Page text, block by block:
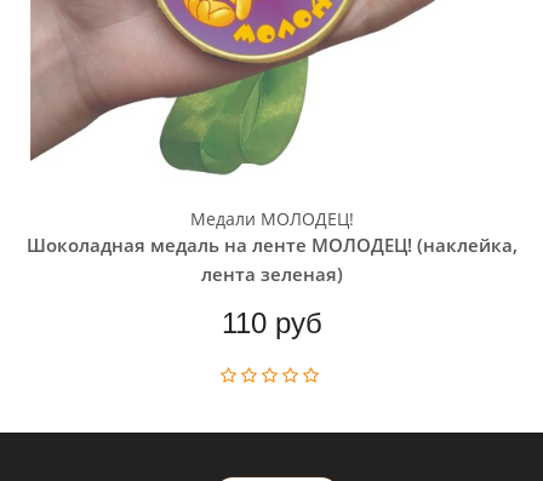
Медали МОЛОДЕЦ!
Шоколадная медаль на ленте МОЛОДЕЦ! (наклейка,
лента зеленая)
110 руб